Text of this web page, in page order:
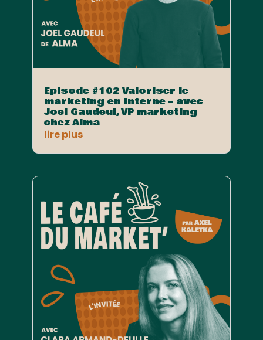
Episode #102 Valoriser le
marketing en interne – avec
Joel Gaudeul, VP marketing
chez Alma
lire plus